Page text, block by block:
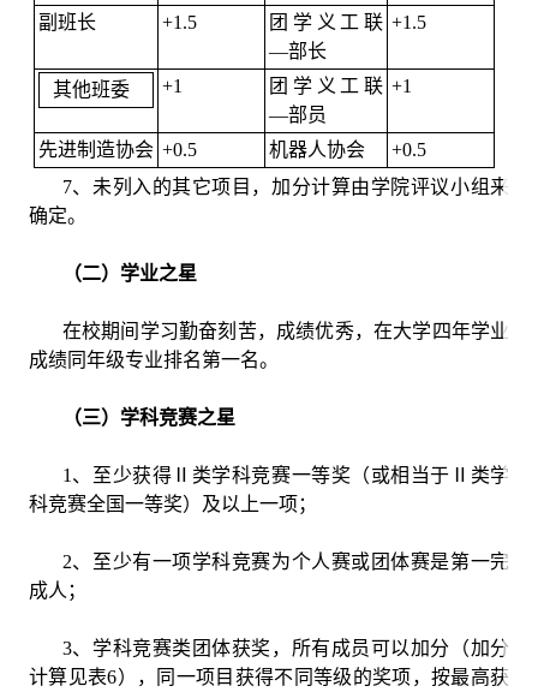
副班长 +1.5
团学义工联
—部长
+1.5
其他班委 +1
团学义工联
—部员
+1
先进制造协会 +0.5 机器人协会
+0.5
7、未列入的其它项目，加分计算由学院评议小组来
确定。
（二）学业之星
在校期间学习勤奋刻苦，成绩优秀，在大学四年学业
成绩同年级专业排名第一名。
（三）学科竞赛之星
1、至少获得Ⅱ类学科竞赛一等奖（或相当于Ⅱ类学
科竞赛全国一等奖）及以上一项；
2、至少有一项学科竞赛为个人赛或团体赛是第一完
成人；
3、学科竞赛类团体获奖，所有成员可以加分（加分
计算见表6），同一项目获得不同等级的奖项，按最高获